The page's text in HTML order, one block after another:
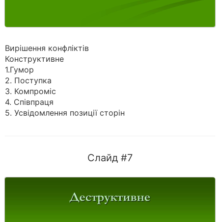
Вирішення конфліктів
Конструктивне
1.Гумор
2. Поступка
3. Компроміс
4. Співпраця
5. Усвідомлення позиції сторін
Слайд #7